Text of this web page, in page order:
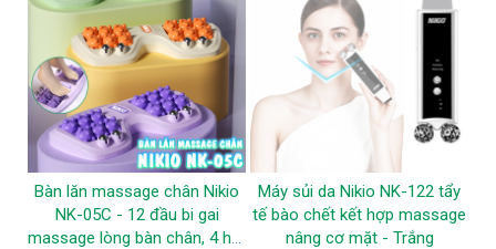
Bàn lăn massage chân Nikio
NK-05C - 12 đầu bi gai
massage lòng bàn chân, 4 hạt
Máy sủi da Nikio NK-122 tẩy
tế bào chết kết hợp massage
nâng cơ mặt - Trắng